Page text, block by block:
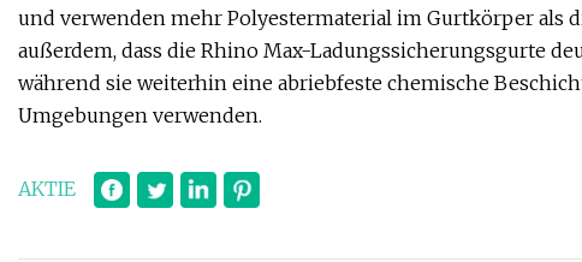
und verwenden mehr Polyestermaterial im Gurtkörper als
außerdem, dass die Rhino Max-Ladungssicherungsgurte
während sie weiterhin eine abriebfeste chemische
Umgebungen verwenden.
AKTIE